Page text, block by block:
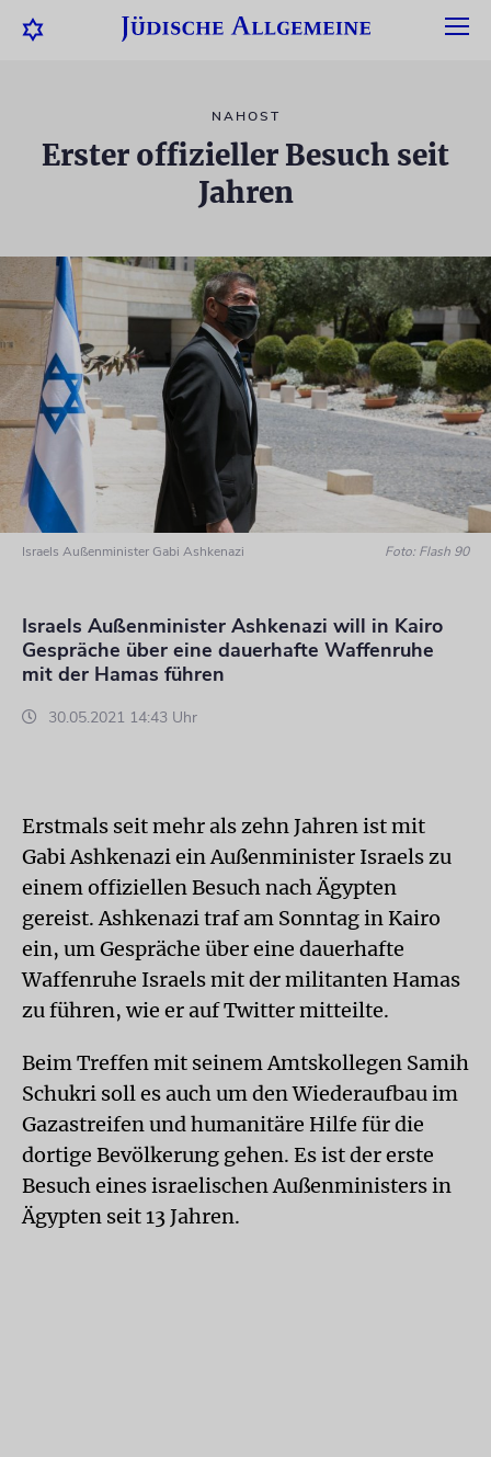
NAHOST
Erster offizieller Besuch seit
Jahren
Israels Außenminister Gabi Ashkenazi Foto: Flash 90
Israels Außenminister Ashkenazi will in Kairo
Gespräche über eine dauerhafte Waffenruhe
mit der Hamas führen
30.05.2021 14:43 Uhr
Erstmals seit mehr als zehn Jahren ist mit
Gabi Ashkenazi ein Außenminister Israels zu
einem offiziellen Besuch nach Ägypten
gereist. Ashkenazi traf am Sonntag in Kairo
ein, um Gespräche über eine dauerhafte
Waffenruhe Israels mit der militanten Hamas
zu führen, wie er auf Twitter mitteilte.
Beim Treffen mit seinem Amtskollegen Samih
Schukri soll es auch um den Wiederaufbau im
Gazastreifen und humanitäre Hilfe für die
dortige Bevölkerung gehen. Es ist der erste
Besuch eines israelischen Außenministers in
Ägypten seit 13 Jahren.